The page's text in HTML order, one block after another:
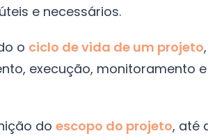
e necessários.
o ciclo de vida de um projeto
execução, monitoramento e
do escopo do projeto, até